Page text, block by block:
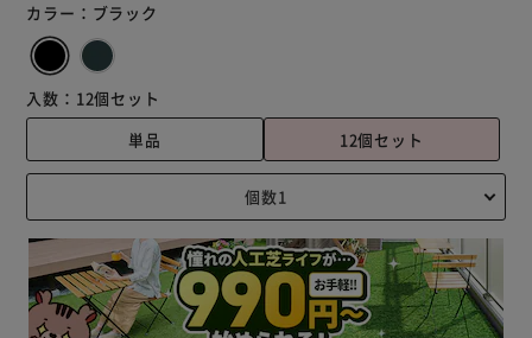
カラー： ブラック
入数： 12個セット
単品
12個セット